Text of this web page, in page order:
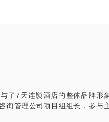
项目），必须找出科学的、有
打造而生，并非单一的有效方
了互联网的生态系统——论坛，
应该以将品牌价值最大化作为
了7天连锁酒店的整体品牌形
询管理公司项目组组长，参与